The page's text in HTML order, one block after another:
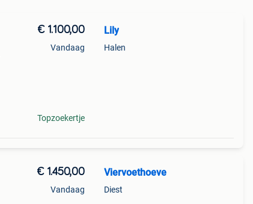
€ 1.100,00
Vandaag
Topzoekertje
Lily
Halen
€ 1.450,00
Vandaag
Viervoethoeve
Diest